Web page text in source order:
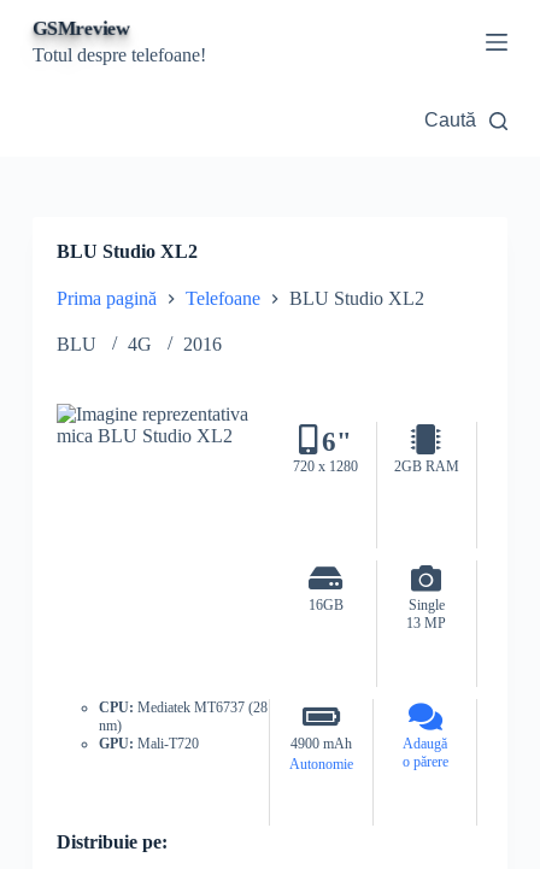
SGSMreview
Totul despre telefoane!
Caută
BLU Studio XL2
Prima pagină Telefoane BLU Studio XL2
BLU 4G 2016
6"
720 x 1280 2GB RAM
16GB
Single
13 MP
CPU: Mediatek MT6737 (28
nm)
GPU: Mali-T720
4900 mAh
Autonomie
Adaugă
o părere
Distribuie pe: